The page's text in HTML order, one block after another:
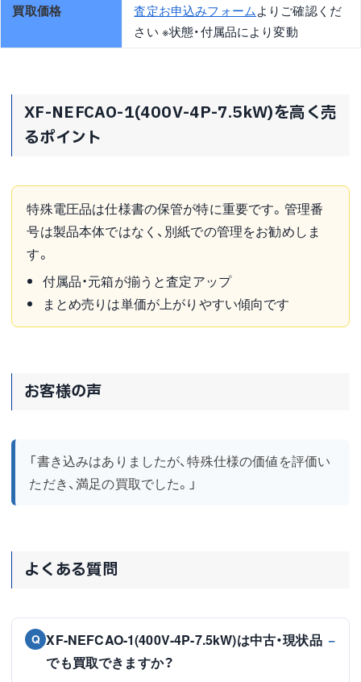
買取価格 査定お申込みフォームよりご確認くだ
さい ※状態・付属品により変動
XF-NEFCAO-1(400V-4P-7.5kW)を高く売
るポイント
特殊電圧品は仕様書の保管が特に重要です。管理番
号は製品本体ではなく、別紙での管理をお勧めしま
す。
付属品・元箱が揃うと査定アップ
まとめ売りは単価が上がりやすい傾向です
お客様の声
「書き込みはありましたが、特殊仕様の価値を評価い
ただき、満足の買取でした。」
よくある質問
Q XF-NEFCAO-1(400V-4P-7.5kW)は中古・現状品
でも買取できますか？